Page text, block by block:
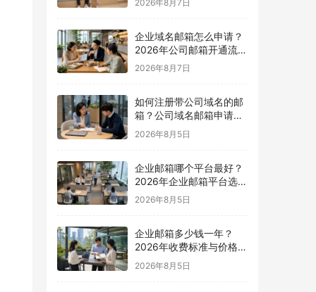
2026年8月7日
企业域名邮箱怎么申请？
2026年公司邮箱开通流程
详解
2026年8月7日
如何注册带公司域名的邮
箱？公司域名邮箱申请与
配置指南
2026年8月5日
企业邮箱哪个平台最好？
2026年企业邮箱平台选择
指南
2026年8月5日
企业邮箱多少钱一年？
2026年收费标准与价格计
算指南
2026年8月5日